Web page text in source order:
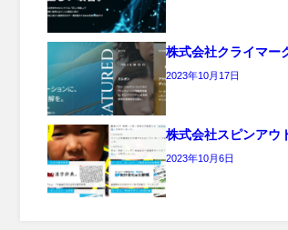
株式会社クライマー
2023年10月17日
株式会社スピンアウ
2023年10月6日